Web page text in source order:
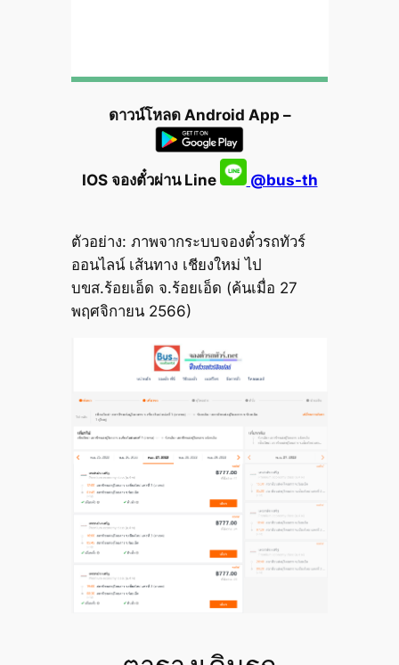
ดาวน์โหลด Android App –
IOS จองตั๋วผ่าน Line @bus-th
ตัวอย่าง: ภาพจากระบบจองตั๋วรถทัวร์
ออนไลน์ เส้นทาง เชียงใหม่ ไป
บขส.ร้อยเอ็ด จ.ร้อยเอ็ด (ค้นเมื่อ 27
พฤศจิกายน 2566)